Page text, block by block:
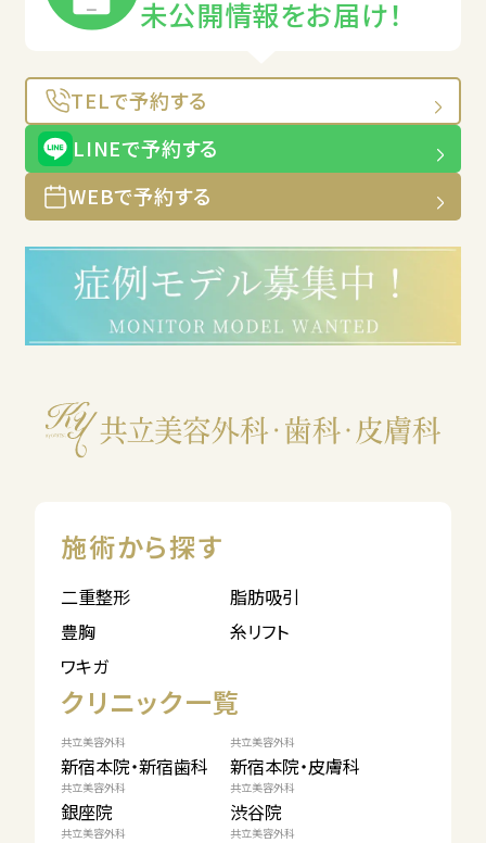
未公開情報をお届け！
TELで予約する
LINEで予約する
WEBで予約する
施術から探す
二重整形
脂肪吸引
豊胸
糸リフト
ワキガ
クリニック一覧
共立美容外科
新宿本院・新宿歯科
共立美容外科
新宿本院・皮膚科
共立美容外科
銀座院
共立美容外科
渋谷院
共立美容外科 共立美容外科